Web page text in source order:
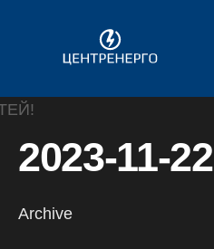
2023-11-22
Archive
сайту